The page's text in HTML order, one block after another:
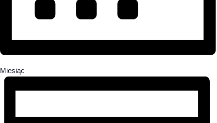
Miesiąc